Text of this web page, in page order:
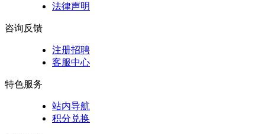
法律声明
咨询反馈
注册招聘
客服中心
特色服务
站内导航
积分兑换